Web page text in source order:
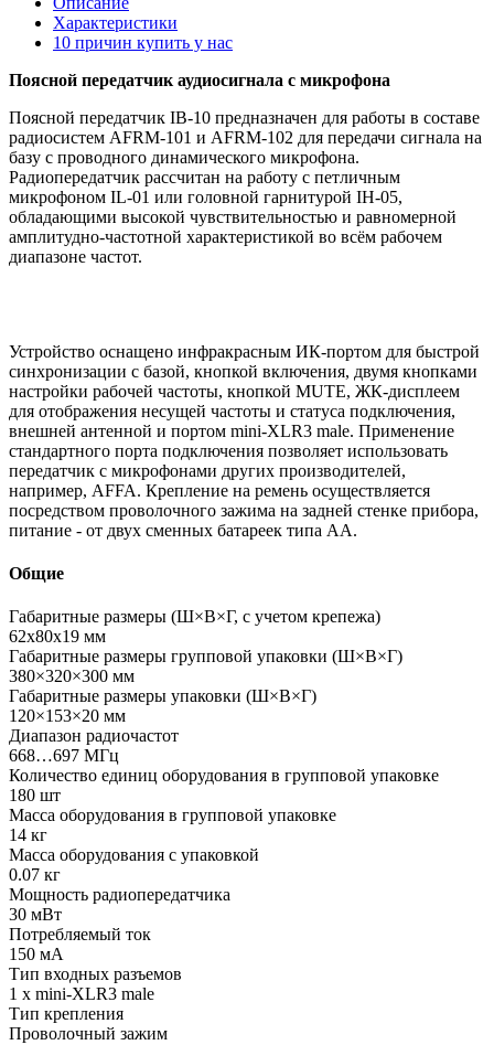
Характеристики
10 причин купить у нас
Поясной передатчик аудиосигнала с микрофона
Поясной передатчик IB-10 предназначен для работы в составе
радиосистем AFRM-101 и AFRM-102 для передачи сигнала на
базу с проводного динамического микрофона.
Радиопередатчик рассчитан на работу с петличным
микрофоном IL-01 или головной гарнитурой IH-05,
обладающими высокой чувствительностью и равномерной
амплитудно-частотной характеристикой во всём рабочем
диапазоне частот.
Устройство оснащено инфракрасным ИК-портом для быстрой
синхронизации с базой, кнопкой включения, двумя кнопками
настройки рабочей частоты, кнопкой MUTE, ЖК-дисплеем
для отображения несущей частоты и статуса подключения,
внешней антенной и портом mini-XLR3 male. Применение
стандартного порта подключения позволяет использовать
передатчик с микрофонами других производителей,
например, AFFA. Крепление на ремень осуществляется
посредством проволочного зажима на задней стенке прибора,
питание - от двух сменных батареек типа AA.
Общие
Габаритные размеры (Ш×В×Г, с учетом крепежа)
62х80х19 мм
Габаритные размеры групповой упаковки (Ш×В×Г)
380×320×300 мм
Габаритные размеры упаковки (Ш×В×Г)
120×153×20 мм
Диапазон радиочастот
668…697 МГц
Количество единиц оборудования в групповой упаковке
180 шт
Масса оборудования в групповой упаковке
14 кг
Масса оборудования с упаковкой
0.07 кг
Мощность радиопередатчика
30 мВт
Потребляемый ток
150 мА
Тип входных разъемов
1 х mini-XLR3 male
Тип крепления
Проволочный зажим